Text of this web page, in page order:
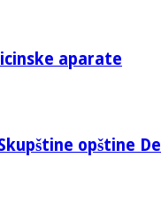
aparate
opštine